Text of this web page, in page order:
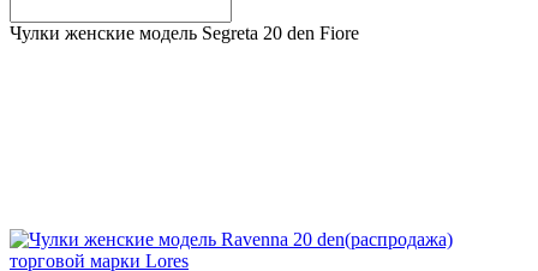
Чулки женские модель Segreta 20 den Fiore